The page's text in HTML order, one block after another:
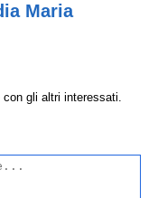
Maria
con gli altri interessati.